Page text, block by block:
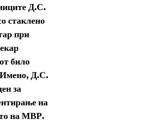
Д.С.
стаклено
при
било
Имено, Д.С.
за
на
на МВР.